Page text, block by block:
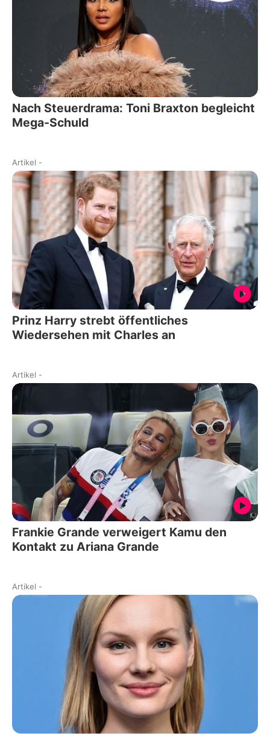
Nach Steuerdrama: Toni Braxton begleicht
Mega-Schuld
Artikel -
Prinz Harry strebt öffentliches
Wiedersehen mit Charles an
Artikel -
Frankie Grande verweigert Kamu den
Kontakt zu Ariana Grande
Artikel -